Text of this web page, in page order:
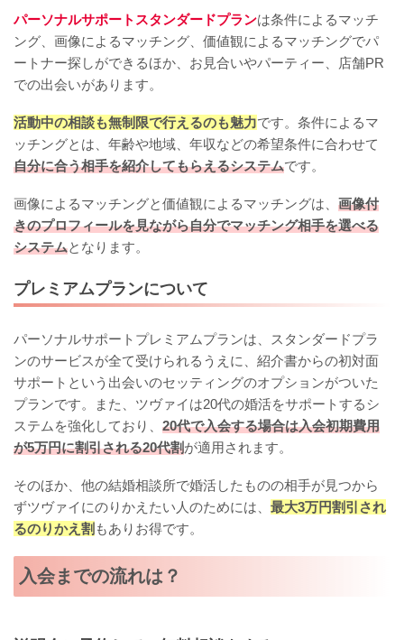
パーソナルサポートスタンダードプランは条件によるマッチ
ング、画像によるマッチング、価値観によるマッチングでパ
ートナー探しができるほか、お見合いやパーティー、店舗PR
での出会いがあります。
活動中の相談も無制限で行えるのも魅力です。条件によるマ
ッチングとは、年齢や地域、年収などの希望条件に合わせて
自分に合う相手を紹介してもらえるシステムです。
画像によるマッチングと価値観によるマッチングは、 画像付
きのプロフィールを見ながら自分でマッチング相手を選べる
システムとなります。
プレミアムプランについて
パーソナルサポートプレミアムプランは、スタンダードプラ
ンのサービスが全て受けられるうえに、紹介書からの初対面
サポートという出会いのセッティングのオプションがついた
プランです。また、ツヴァイは20代の婚活をサポートするシ
ステムを強化しており、 20代で入会する場合は入会初期費用
が5万円に割引される20代割が適用されます。
そのほか、他の結婚相談所で婚活したものの相手が見つから
ずツヴァイにのりかえたい人のためには、 最大3万円割引され
るのりかえ割 もありお得です。
入会までの流れは？